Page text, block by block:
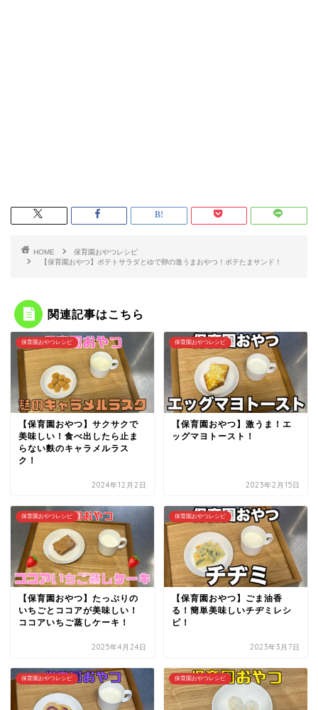
HOME
保育園おやつレシピ
【保育園おやつ】ポテトサラダとゆで卵の激うまおやつ！ポテたまサンド！
関連記事はこちら
保育園おやつレシピ
【保育園おやつ】サクサクで
美味しい！食べ出したら止ま
らない麩のキャラメルラス
ク！
2024年12月2日
保育園おやつレシピ
【保育園おやつ】激うま！エ
ッグマヨトースト！
2023年2月15日
保育園おやつレシピ
【保育園おやつ】たっぷりの
いちごとココアが美味しい！
ココアいちご蒸しケーキ！
2025年4月24日
保育園おやつレシピ
【保育園おやつ】ごま油香
る！簡単美味しいチヂミレシ
ピ！
2023年3月7日
保育園おやつレシピ 保育園おやつレシピ